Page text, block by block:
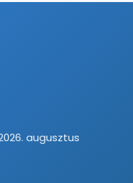
augusztus